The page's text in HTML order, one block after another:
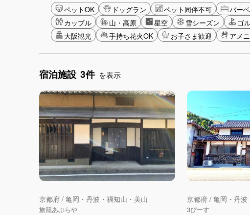
ペットOK ドッグラン ペット同伴不可 バー
カップル
山・高原 星空 雪シーズン ゴ
大阪観光
手持ち花火OK お子さま歓迎 アメ
宿泊施設 3件 を表示
京都府 / 亀岡・丹波・福知山・美山
旅籠あぶらや
京都府 / 亀岡・丹
3ぴーす